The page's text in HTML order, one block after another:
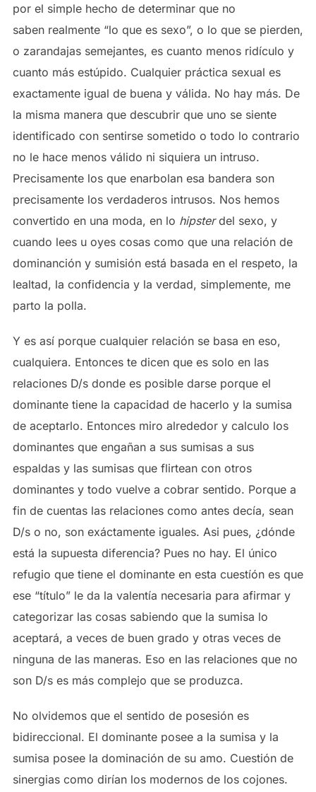
por el simple hecho de determinar que no
saben realmente “lo que es sexo”, o lo que se pierden,
o zarandajas semejantes, es cuanto menos ridículo y
cuanto más estúpido. Cualquier práctica sexual es
exactamente igual de buena y válida. No hay más. De
la misma manera que descubrir que uno se siente
identificado con sentirse sometido o todo lo contrario
no le hace menos válido ni siquiera un intruso.
Precisamente los que enarbolan esa bandera son
precisamente los verdaderos intrusos. Nos hemos
convertido en una moda, en lo hipsterdel sexo, y
cuando lees u oyes cosas como que una relación de
dominanción y sumisión está basada en el respeto, la
lealtad, la confidencia y la verdad, simplemente, me
parto la polla.
Y es así porque cualquier relación se basa en eso,
cualquiera. Entonces te dicen que es solo en las
relaciones D/s donde es posible darse porque el
dominante tiene la capacidad de hacerlo y la sumisa
de aceptarlo. Entonces miro alrededor y calculo los
dominantes que engañan a sus sumisas a sus
espaldas y las sumisas que flirtean con otros
dominantes y todo vuelve a cobrar sentido. Porque a
fin de cuentas las relaciones como antes decía, sean
D/s o no, son exáctamente iguales. Asi pues, ¿dónde
está la supuesta diferencia? Pues no hay. El único
refugio que tiene el dominante en esta cuestíón es que
ese “título” le da la valentía necesaria para afirmar y
categorizar las cosas sabiendo que la sumisa lo
aceptará, a veces de buen grado y otras veces de
ninguna de las maneras. Eso en las relaciones que no
son D/s es más complejo que se produzca.
No olvidemos que el sentido de posesión es
bidireccional. El dominante posee a la sumisa y la
sumisa posee la dominación de su amo. Cuestión de
sinergias como dirían los modernos de los cojones.